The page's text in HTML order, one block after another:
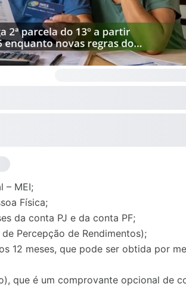
– MEI;
Física;
da conta PJ e da conta PF;
Percepção de Rendimentos);
12 meses, que pode ser obtida por
que é um comprovante opcional de